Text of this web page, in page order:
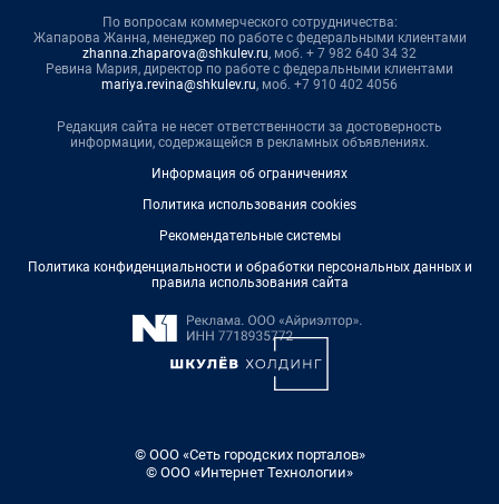
По вопросам коммерческого сотрудничества:
Жапарова Жанна, менеджер по работе с федеральными клиентами
zhanna.zhaparova@shkulev.ru, моб. + 7 982 640 34 32
Ревина Мария, директор по работе с федеральными клиентами
mariya.revina@shkulev.ru, моб. +7 910 402 4056
Редакция сайта не несет ответственности за достоверность
информации, содержащейся в рекламных объявлениях.
Информация об ограничениях
Политика использования cookies
Рекомендательные системы
Политика конфиденциальности и обработки персональных данных и
правила использования сайта
© ООО «Сеть городских порталов»
© ООО «Интернет Технологии»